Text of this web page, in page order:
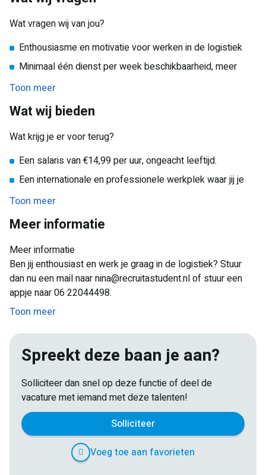
netjes verstuurd kan worden.
Laden en lossen:
Dagelijks komen vrachtwagens en containers binnen met
nieuwe voorraden, vaak op pallets, in dozen of zakken.
Deze goederen moeten worden verwerkt en gesorteerd
in het magazijn. Daarnaast zorg jij ervoor dat pallets naar
de juiste vrachtwagen gaan en dat het bijbehorende
papierwerk in orde is.
Wat vragen wij van jou?
Enthousiasme en motivatie voor werken in de logistiek
Minimaal één dienst per week beschikbaarheid, meer
werkzaamheden
Nauwkeurigheid, flexibiliteit en een hands-on mentaliteit
Toon meer
Wat wij bieden
Wat krijg je er voor terug?
Een salaris van €14,99 per uur, ongeacht leeftijd.
Een internationale en professionele werkplek waar jij je
omgeving
Toon meer
Meer informatie
Meer informatie
Ben jij enthousiast en werk je graag in de logistiek? Stuur
dan nu een mail naar nina@recruitastudent.nl of stuur een
appje naar 06 22044498.
Toon meer
Spreekt deze baan je aan?
Solliciteer dan snel op deze functie of deel de
vacature met iemand met deze talenten!
Solliciteer
Voeg toe aan favorieten